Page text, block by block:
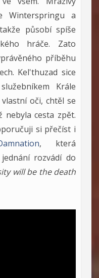
Winterspringu a
působí spíše
hráče. Zato
příběhu
Kel'thuzad sice
Krále
oči, chtěl se
nebyla cesta zpět.
si přečíst i
, která
rozvádí do
will be the death